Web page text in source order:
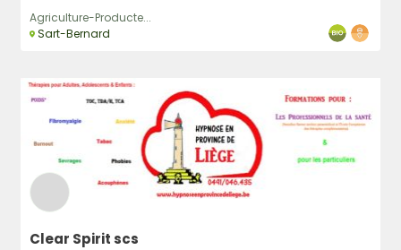
Agriculture-Producte...
Sart-Bernard
Clear Spirit scs